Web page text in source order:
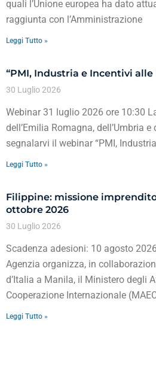
quali l’Unione europea ha dato
raggiunta con l’Amministrazione
Leggi Tutto »
“PMI, Industria e Incentivi alle
30 Luglio 2026
Webinar 31 luglio 2026 ore 10:30
dell’Emilia Romagna, dell’Umbria
segnalarvi il webinar “PMI,
Leggi Tutto »
Filippine: missione
ottobre 2026
30 Luglio 2026
Scadenza adesioni: 10 agosto
Agenzia organizza, in
d’Italia a Manila, il Ministero degli
Cooperazione Internazionale
Leggi Tutto »